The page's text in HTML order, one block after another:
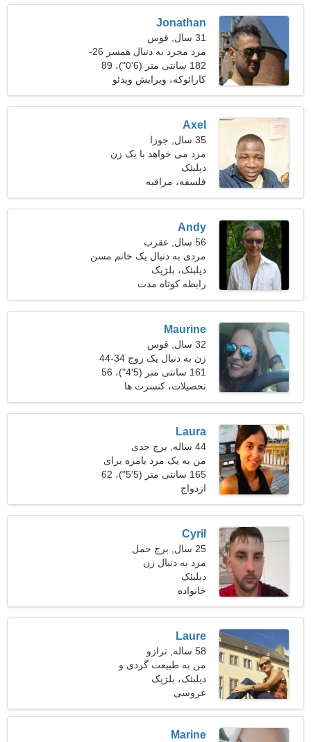
Jonathan
31 سال, قوس
مرد مجرد به دنبال همسر 26-
31
182 سانتی متر (6'0")، 89
کیلوگرم (196 پوند)
کارائوکه، ویرایش ویدئو
Axel
35 سال, جوزا
مرد می خواهد با یک زن
ملاقات کند 23-31
دیلبئک
فلسفه، مراقبه
Andy
56 سال, عقرب
مردی به دنبال یک خانم مسن
46-53
دیلبئک، بلژیک
رابطه کوتاه مدت
Maurine
32 سال, قوس
زن به دنبال یک زوج 34-44
161 سانتی متر (5'4")، 56
کیلوگرم (123 پوند)
تحصیلات، کنسرت ها
Laura
44 ساله, برج جدی
من به یک مرد بامزه برای
تفریح نیاز دارم
165 سانتی متر (5'5")، 62
کیلوگرم (136 پوند)
ازدواج
Cyril
25 سال, برج حمل
مرد به دنبال زن
دیلبئک
خانواده
Laure
58 ساله, ترازو
من به طبیعت گردی و
روانشناسی علاقه دارم
دیلبئک، بلژیک
عروسی
Marine